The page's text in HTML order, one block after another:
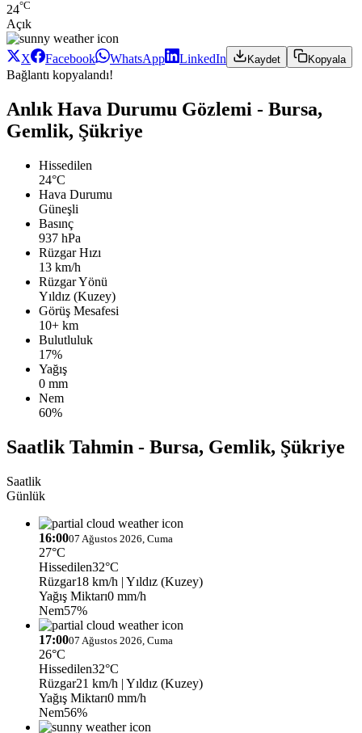
24°C
Açık
X Facebook WhatsApp LinkedIn Kaydet Kopyala
Bağlantı kopyalandı!
Anlık Hava Durumu Gözlemi - Bursa,
Gemlik, Şükriye
Hissedilen
24°C
Hava Durumu
Güneşli
Basınç
937 hPa
Rüzgar Hızı
13 km/h
Rüzgar Yönü
Yıldız (Kuzey)
Görüş Mesafesi
10+ km
Bulutluluk
17%
Yağış
0 mm
Nem
60%
Saatlik Tahmin - Bursa, Gemlik, Şükriye
Saatlik
Günlük
16:0007 Ağustos 2026, Cuma
27°C
Hissedilen32°C
Rüzgar18 km/h | Yıldız (Kuzey)
Yağış Miktarı0 mm/h
Nem57%
17:0007 Ağustos 2026, Cuma
26°C
Hissedilen32°C
Rüzgar21 km/h | Yıldız (Kuzey)
Yağış Miktarı0 mm/h
Nem56%